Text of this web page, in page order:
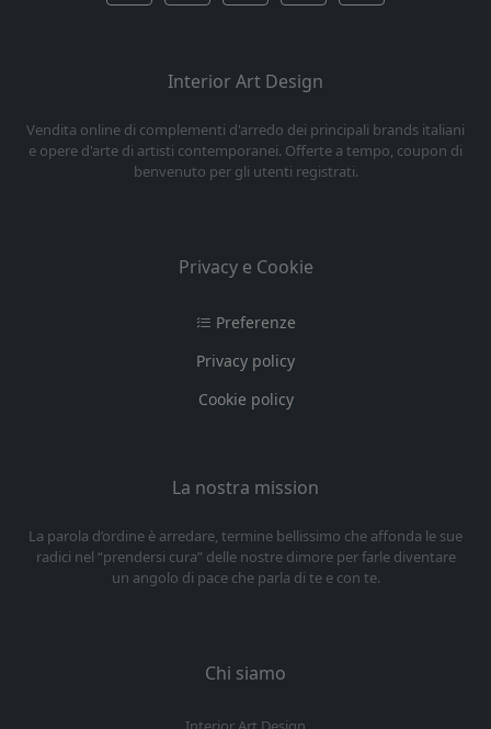
Interior Art Design
Vendita online di complementi d'arredo dei principali brands italiani
e opere d'arte di artisti contemporanei. Offerte a tempo, coupon di
benvenuto per gli utenti registrati.
Privacy e Cookie
Preferenze
Privacy policy
Cookie policy
La nostra mission
La parola d’ordine è arredare, termine bellissimo che affonda le sue
radici nel “prendersi cura” delle nostre dimore per farle diventare
un angolo di pace che parla di te e con te.
Chi siamo